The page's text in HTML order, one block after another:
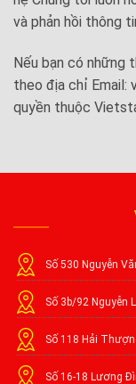
và phản hồi thông
Nếu bạn có những
theo địa chỉ Email:
quyền thuộc
Số 530 Nguyễn
Số 3b/92 Nguyễn
Số 118 Hải
Số 16-18 Lương